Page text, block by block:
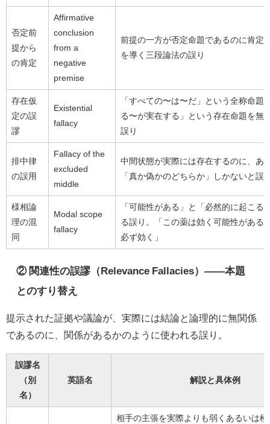
否定前
提から
の肯定
Affirmative
conclusion
from a
negative
premise
前提の一方が否定命題であるのに肯定
を導く三段論法の誤り
存在仮
定の誤
謬
Existential
fallacy
「すべての〜は〜だ」という全称命題
る〜が実在する」という存在命題を無
誤り
排中律
の誤用
Fallacy of the
excluded
middle
中間状態が実際には存在するのに、あ
「真か偽かのどちらか」しかないと誤
様相論
理の混
同
Modal scope
fallacy
「可能性がある」と「必然的に起こる
る誤り。「この薬は効く可能性がある
必ず効く」
② 関連性の誤謬（Relevance Fallacies）——本題
とのすり替え
提示された証拠や議論が、実際には結論と論理的に無関係
であるのに、関係があるかのように使われる誤り。
誤謬名
（別
名）
英語名 解説と具体例
相手の主張を実際よりも弱くあるいは